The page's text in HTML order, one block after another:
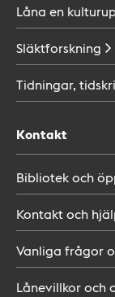
Låna en
Släktforskning
Tidningar,
Kontakt
Bibliotek och
Kontakt och
Vanliga frågor
Lånevillkor och